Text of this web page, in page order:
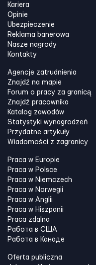
Kariera
Opinie
Ubezpieczenie
Reklama banerowa
Nasze nagrody
Kontakty
Agencje zatrudnienia
Znajdź na mapie
Forum o pracy za granicą
Znajdź pracownika
Katalog zawodów
Statystyki wynagrodzeń
Przydatne artykuły
Wiadomości z zagranicy
Praca w Europie
Praca w Polsce
Praca w Niemczech
Praca w Norwegii
Praca w Anglii
Praca w Hiszpanii
Praca zdalna
Работа в США
Работа в Канадe
Oferta publiczna